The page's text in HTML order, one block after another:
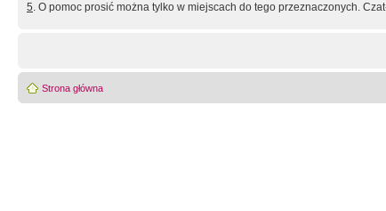
5. O pomoc prosić można tylko w miejscach do tego przeznaczonych.
Strona główna